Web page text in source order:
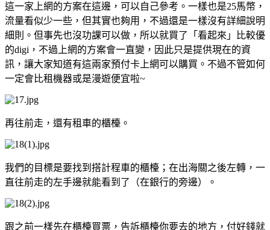
這一家上網的方案在這邊，可以自己參考。一樣也是25馬幣，
流量看似少一些，但其實也夠用，不過還是一樣沒有詳細說明
細則。但事先也沒功課可以做，所以就買了「看起來」比較優
的digi，不過上網的方案會一直變，因此只是提供現在的資
訊，讓大家知道有這兩家預付卡上網可以購買。不過不管如何
一定會比租機器或是漫遊便宜啦~
再往前走，還有租車的櫃檯。
我們的目標是要找到搭計程車的櫃檯；在出海關之後左轉，一
直往前走的左手邊就能看到了（在銀行的旁邊）。
跟之前一樣先在櫃檯買票，告訴櫃檯你要去的地方，付好錢就